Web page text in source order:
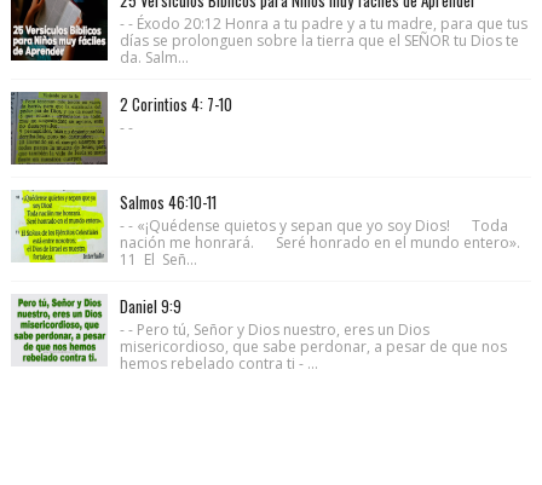
- - Éxodo 20:12 Honra a tu padre y a tu madre, para que tus
días se prolonguen sobre la tierra que el SEÑOR tu Dios te
da. Salm...
2 Corintios 4: 7-10
- -
Salmos 46:10-11
- - «¡Quédense quietos y sepan que yo soy Dios! Toda
nación me honrará. Seré honrado en el mundo entero».
11 El Señ...
Daniel 9:9
- - Pero tú, Señor y Dios nuestro, eres un Dios
misericordioso, que sabe perdonar, a pesar de que nos
hemos rebelado contra ti - ...